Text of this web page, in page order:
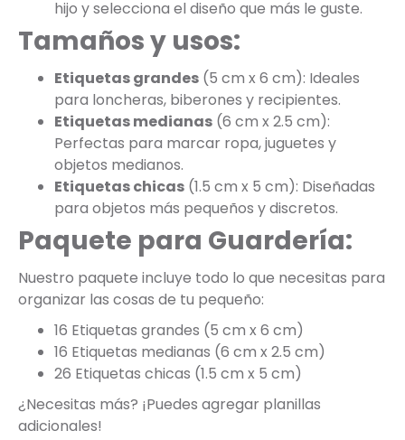
hijo y selecciona el diseño que más le guste.
Tamaños y usos:
Etiquetas grandes (5 cm x 6 cm): Ideales
para loncheras, biberones y recipientes.
Etiquetas medianas (6 cm x 2.5 cm):
Perfectas para marcar ropa, juguetes y
objetos medianos.
Etiquetas chicas (1.5 cm x 5 cm): Diseñadas
para objetos más pequeños y discretos.
Paquete para Guardería:
Nuestro paquete incluye todo lo que necesitas para
organizar las cosas de tu pequeño:
16 Etiquetas grandes (5 cm x 6 cm)
16 Etiquetas medianas (6 cm x 2.5 cm)
26 Etiquetas chicas (1.5 cm x 5 cm)
¿Necesitas más? ¡Puedes agregar planillas
adicionales!